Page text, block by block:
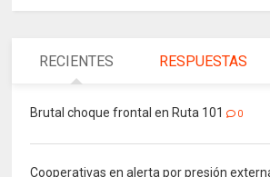
RECIENTES RESPUESTAS
Brutal choque frontal en Ruta 101 0
Cooperativas en alerta por presión